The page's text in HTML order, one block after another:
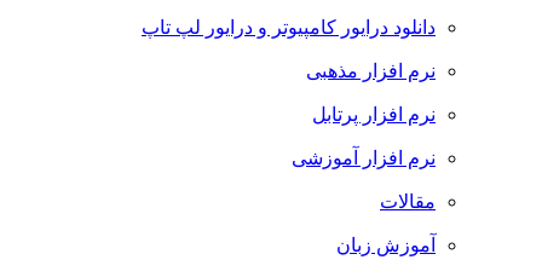
دانلود درایور کامپیوتر و درایور لپ تاپ
نرم افزار مذهبی
نرم افزار پرتابل
نرم افزار آموزشی
مقالات
آموزش زبان